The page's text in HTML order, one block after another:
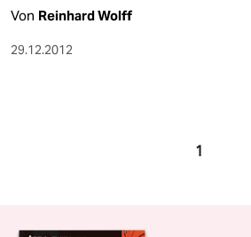
Von Reinhard Wolff
29.12.2012
1